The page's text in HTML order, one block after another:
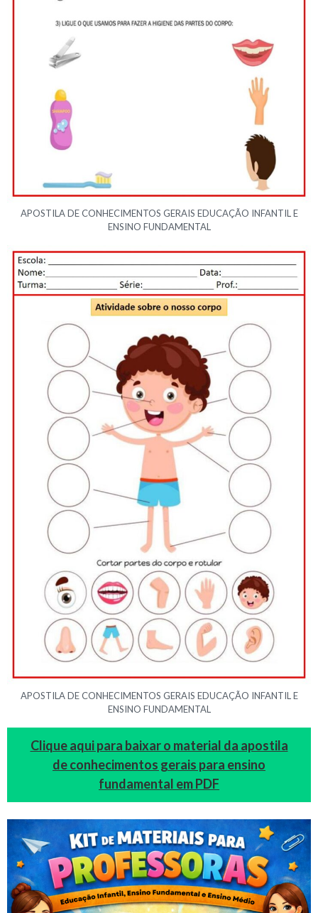
APOSTILA DE CONHECIMENTOS GERAIS EDUCAÇÃO INFANTIL E
ENSINO FUNDAMENTAL
APOSTILA DE CONHECIMENTOS GERAIS EDUCAÇÃO INFANTIL E
ENSINO FUNDAMENTAL
Clique aqui para baixar o material da apostila
de conhecimentos gerais para ensino
fundamental em PDF